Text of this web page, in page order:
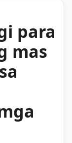
para
mas